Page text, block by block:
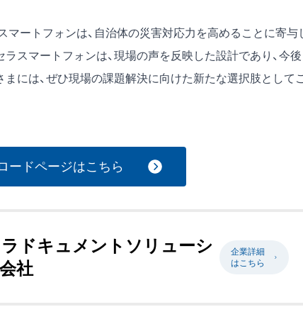
ートフォンは、自治体の災害対応力を高めることに寄与
ラスマートフォンは、現場の声を反映した設計であり、今
には、ぜひ現場の課題解決に向けた新たな選択肢として
ードページはこちら
ドキュメントソリューシ
社
企業詳細
はこちら